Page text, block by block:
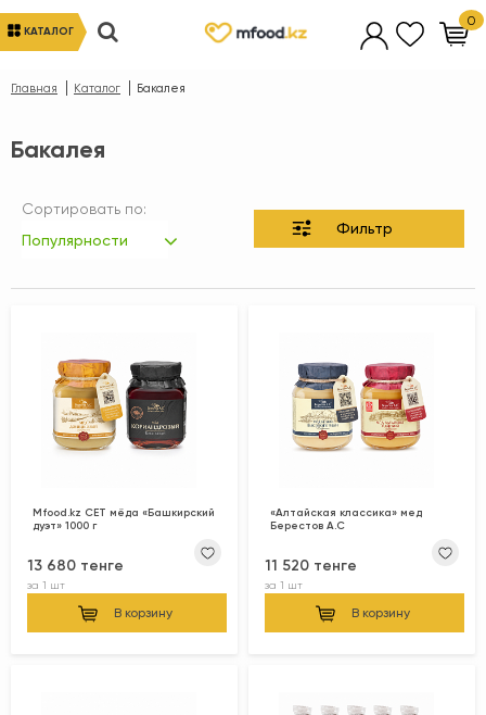
КАТАЛОГ
0
Главная Каталог Бакалея
Бакалея
Сортировать по:
Популярности
Фильтр
Mfood.kz СЕТ мёда «Башкирский
дуэт» 1000 г
13 680 тенге
за 1 шт
В корзину
«Алтайская классика» мед
Берестов А.С
11 520 тенге
за 1 шт
В корзину